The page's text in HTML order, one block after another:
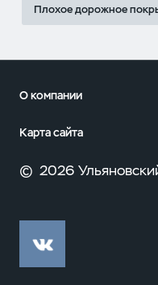
Плохое дорожное
О компании
Карта сайта
© 2026